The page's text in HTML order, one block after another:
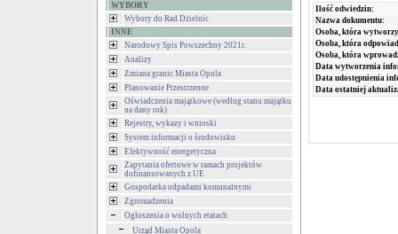
WYBORY
Wybory do Rad Dzielnic
INNE
Narodowy Spis Powszechny 2021r.
Analizy
Zmiana granic Miasta Opola
Planowanie Przestrzenne
Oświadczenia majątkowe (według stanu majątku
na dany rok)
Rejestry, wykazy i wnioski
System informacji o środowisku
Efektywność energetyczna
Zapytania ofertowe w ramach projektów
dofinansowanych z UE
Gospodarka odpadami komunalnymi
Zgromadzenia
Ogłoszenia o wolnych etatach
Urząd Miasta Opola
Ilość odwiedzin:
Nazwa dokumentu:
Osoba, która
Osoba, która
Osoba, która
Data wytworzenia
Data udostępnienia
Data ostatniej